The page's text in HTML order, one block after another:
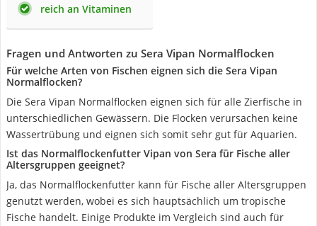
reich an Vitaminen
Fragen und Antworten zu Sera Vipan Normalflocken
Für welche Arten von Fischen eignen sich die Sera Vipan
Normalflocken?
Die Sera Vipan Normalflocken eignen sich für alle Zierfische in
unterschiedlichen Gewässern. Die Flocken verursachen keine
Wassertrübung und eignen sich somit sehr gut für Aquarien.
Ist das Normalflockenfutter Vipan von Sera für Fische aller
Altersgruppen geeignet?
Ja, das Normalflockenfutter kann für Fische aller Altersgruppen
genutzt werden, wobei es sich hauptsächlich um tropische
Fische handelt. Einige Produkte im Vergleich sind auch für